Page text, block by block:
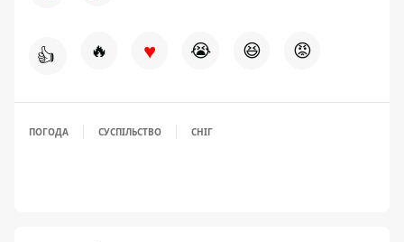
👍 🔥 ♥ 😭 😆 😡
ПОГОДА СУСПІЛЬСТВО СНІГ